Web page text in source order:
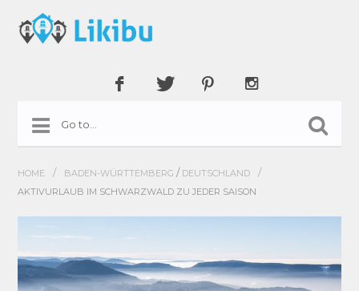
HOME / BADEN-WÜRTTEMBERG / DEUTSCHLAND /
AKTIVURLAUB IM SCHWARZWALD ZU JEDER SAISON